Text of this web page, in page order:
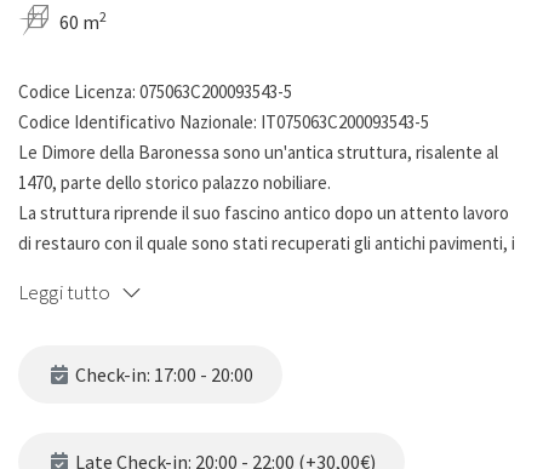
60 m2
Codice Licenza: 075063C200093543-5
Codice Identificativo Nazionale: IT075063C200093543-5
Le Dimore della Baronessa sono un'antica struttura, risalente al
1470, parte dello storico palazzo nobiliare.
La struttura riprende il suo fascino antico dopo un attento lavoro
di restauro con il quale sono stati recuperati gli antichi pavimenti, i
piano, che ospitano ciascuno una casa vacanza dove vivere la
entrambi con ingressi indipendenti.
Leggi tutto
Check-in: 17:00 - 20:00
Late Check-in: 20:00 - 22:00 (+30,00€)